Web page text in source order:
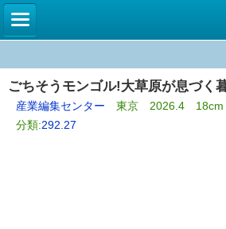
ごちそうモンゴル!大草原が息づ
産業編集センター 東京 2026.4 18cm
分類:292.27